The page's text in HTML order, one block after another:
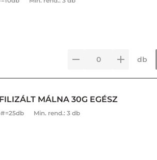
db
MÁLNA 30G EGÉSZ
Min. rend.: 3 db